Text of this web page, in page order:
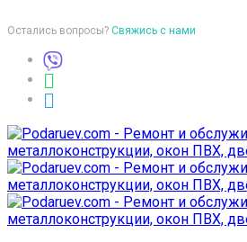
Остались вопросы? Свяжись с нами